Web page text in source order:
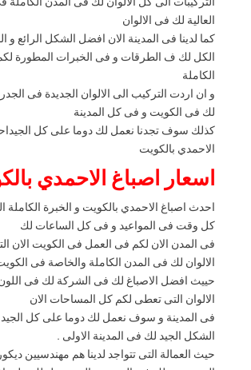
التركيبات الى كل الالوان لك فى المدن الكاملة
العالية لك فى الالوان
كما لدينا فى المدينة الان افضل الشكل الرائع و
الكل لك ف الطرقات و فى الخبرات المطورة لكم
الكاملة
و ان اردت التركيب الى الالوان الجديدة فى
لك فى الكويت و فى كل المدينة
كذلك سوف تجدنا نعمل لك دوما على كل
الاحمدي بالكويت
اسعار اصباغ الاحمدي
احدث اصباغ الاحمدي بالكويت و الخبرة الكاملة
كل وقت فى المواعيد و فى كل الساعات لك
فى المدن الان لكم فى العمل فى الكويت الان
الالوان لك فى المدن الكاملة والخاصة فى
حييث افضل الاصباغ لك فى الشركة لك فى اللون
الالوان التى تعطى لكم كل المساحات الان
فى المدينة و سوف نعمل لك دوما على كل
الشكل الجيد لك فى المدينة الاولى .
حيث العمالة التى تتواجد لدينا هم مهندسيين